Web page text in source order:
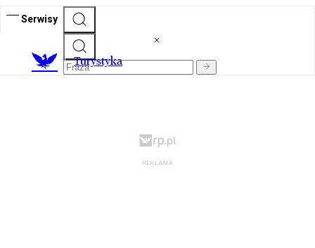
Serwisy
Turystyka